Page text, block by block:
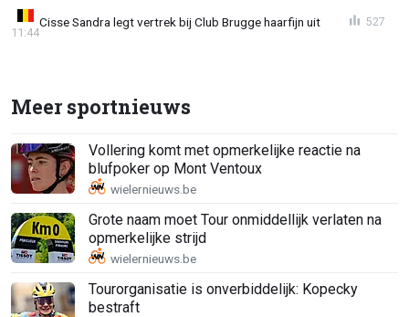
Cisse Sandra legt vertrek bij Club Brugge haarfijn uit
11:44
527
Meer sportnieuws
Vollering komt met opmerkelijke reactie na
blufpoker op Mont Ventoux
Grote naam moet Tour onmiddellijk verlaten na
opmerkelijke strijd
Tourorganisatie is onverbiddelijk: Kopecky
bestraft